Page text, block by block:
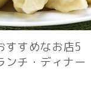
すすめなお店5
ンチ・ディナー